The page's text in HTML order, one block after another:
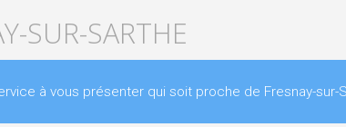
SUR-SARTHE
à vous présenter qui soit proche de Fresnay-sur-